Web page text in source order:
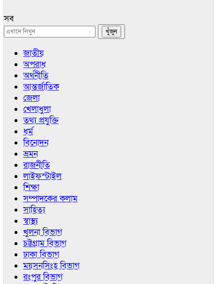
সব
জাতীয়
অপরাধ
অর্থনীতি
আন্তর্জাতিক
জেলা
খেলাধুলা
তথ্য প্রযুক্তি
ধর্ম
বিনোদন
ভ্রমন
রাজনীতি
লাইফস্টাইল
শিক্ষা
সম্পাদকের কলাম
সাহিত্য
স্বাস্থ্য
খুলনা বিভাগ
চট্টগ্রাম বিভাগ
ঢাকা বিভাগ
ময়সনসিংহ বিভাগ
রংপুর বিভাগ